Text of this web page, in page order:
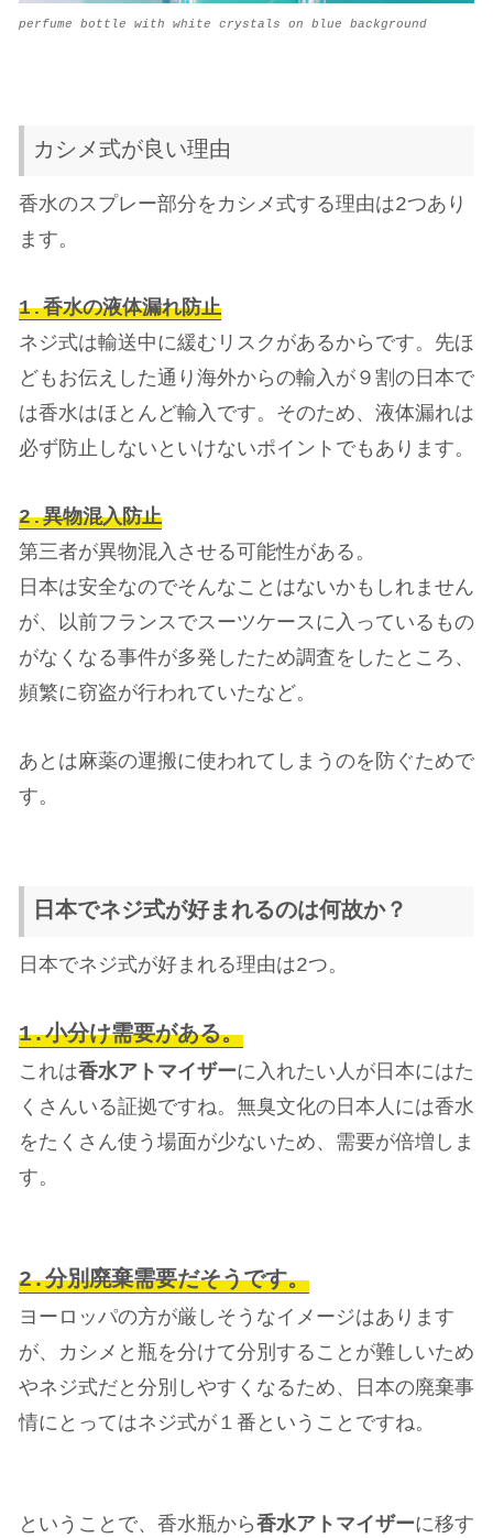
perfume bottle with white crystals on blue background
カシメ式が良い理由
香水のスプレー部分をカシメ式する理由は2つあり
ます。
1.香水の液体漏れ防止
ネジ式は輸送中に緩むリスクがあるからです。先ほ
どもお伝えした通り海外からの輸入が９割の日本で
は香水はほとんど輸入です。そのため、液体漏れは
必ず防止しないといけないポイントでもあります。
2.異物混入防止
第三者が異物混入させる可能性がある。
日本は安全なのでそんなことはないかもしれません
が、以前フランスでスーツケースに入っているもの
がなくなる事件が多発したため調査をしたところ、
頻繁に窃盗が行われていたなど。
あとは麻薬の運搬に使われてしまうのを防ぐためで
す。
日本でネジ式が好まれるのは何故か？
日本でネジ式が好まれる理由は2つ。
1.小分け需要がある。
これは香水アトマイザーに入れたい人が日本にはた
くさんいる証拠ですね。 無臭文化の日本人には香水
をたくさん使う場面が少ないため、需要が倍増しま
す。
2.分別廃棄需要だそうです。
ヨーロッパの方が厳しそうなイメージはあります
が、カシメと瓶を分けて分別することが難しいため
やネジ式だと分別しやすくなるため、日本の廃棄事
情にとってはネジ式が１番ということですね。
ということで、香水瓶から香水アトマイザーに移す